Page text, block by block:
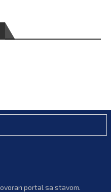
portal sa stavom.